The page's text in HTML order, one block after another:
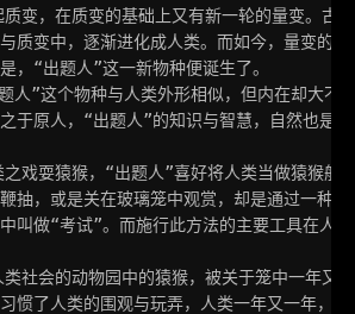
变，在质变的基础上又有新一轮的量变。古
质变中，逐渐进化成人类。而如今，量变的
，“出题人”这一新物种便诞生了。
人”这个物种与人类外形相似，但内在却大不
于原人，“出题人”的知识与智慧，自然也是
戏耍猿猴，“出题人”喜好将人类当做猿猴般
抽，或是关在玻璃笼中观赏，却是通过一种
叫做“考试”。而施行此方法的主要工具在人
社会的动物园中的猿猴，被关于笼中一年又
惯了人类的围观与玩弄，人类一年又一年，